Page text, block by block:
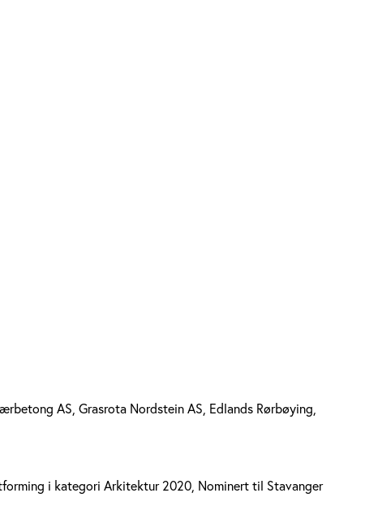
AS, Grasrota Nordstein AS, Edlands Rørbøying,
i kategori Arkitektur 2020, Nominert til Stavanger